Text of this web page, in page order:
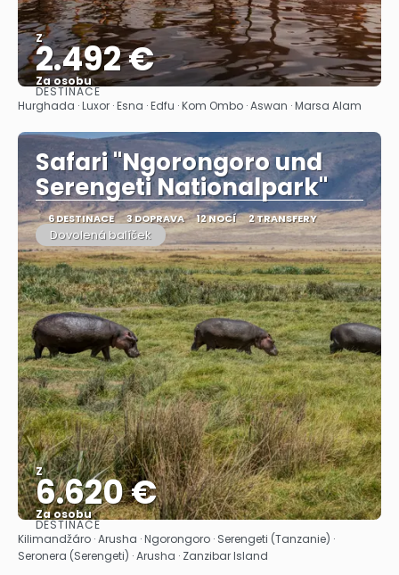
Z
2.492 €
Za osobu
Zobrazit
DESTINACE
Hurghada · Luxor · Esna · Edfu · Kom Ombo · Aswan · Marsa Alam
Safari "Ngorongoro und
Serengeti Nationalpark"
6 DESTINACE 3 DOPRAVA 12 NOCÍ 2 TRANSFERY
Dovolená balíček
Z
6.620 €
Za osobu
Zobrazit
DESTINACE
Kilimandžáro · Arusha · Ngorongoro · Serengeti (Tanzanie) ·
Seronera (Serengeti) · Arusha · Zanzibar Island